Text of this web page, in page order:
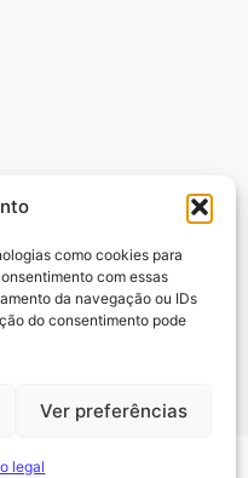
como cookies para
com essas
da navegação ou IDs
do consentimento pode
Ver preferências
legal